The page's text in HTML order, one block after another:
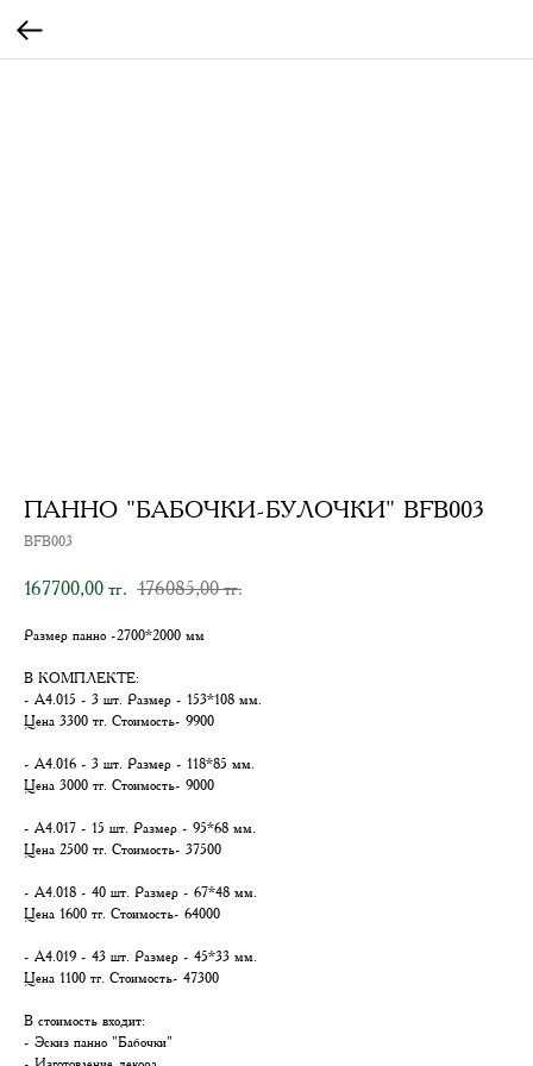
ПАННО "БАБОЧКИ-БУЛОЧКИ" BFB003
BFB003
167700,00 тг. 176085,00 тг.
Размер панно -2700*2000 мм
В КОМПЛЕКТЕ:
- А4.015 - 3 шт. Размер - 153*108 мм.
Цена 3300 тг. Стоимость- 9900
- А4.016 - 3 шт. Размер - 118*85 мм.
Цена 3000 тг. Стоимость- 9000
- А4.017 - 15 шт. Размер - 95*68 мм.
Цена 2500 тг. Стоимость- 37500
- А4.018 - 40 шт. Размер - 67*48 мм.
Цена 1600 тг. Стоимость- 64000
- А4.019 - 43 шт. Размер - 45*33 мм.
Цена 1100 тг. Стоимость- 47300
В стоимость входит:
- Эскиз панно "Бабочки"